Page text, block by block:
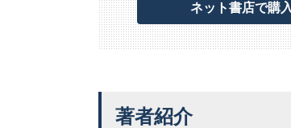
ネット書店で購
著者紹介